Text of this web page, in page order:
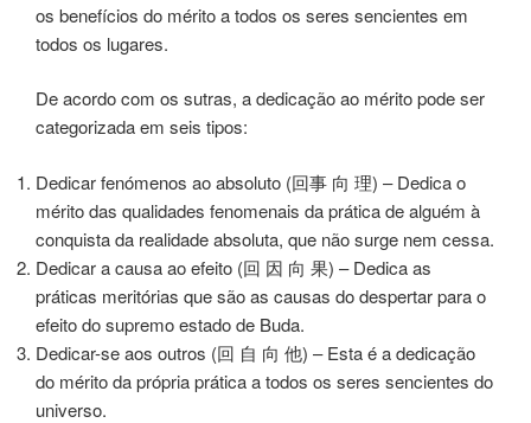
os benefícios do mérito a todos os seres sencientes em
todos os lugares.
De acordo com os sutras, a dedicação ao mérito pode ser
categorizada em seis tipos:
Dedicar fenómenos ao absoluto (回事 向 理) – Dedica o
mérito das qualidades fenomenais da prática de alguém à
conquista da realidade absoluta, que não surge nem cessa.
Dedicar a causa ao efeito (回 因 向 果) – Dedica as
práticas meritórias que são as causas do despertar para o
efeito do supremo estado de Buda.
Dedicar-se aos outros (回 自 向 他) – Esta é a dedicação
do mérito da própria prática a todos os seres sencientes do
universo.